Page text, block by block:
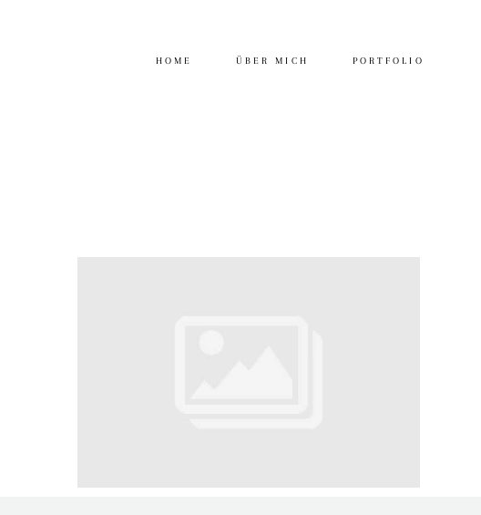
HOME ÜBER MICH PORTFOLIO